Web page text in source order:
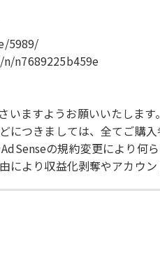
5989/
n7689225b459e
ますようお願いいたします。
につきましては、全てご購入
の規約変更により何
により収益化剥奪やアカウ